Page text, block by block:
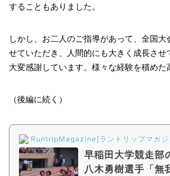
することもありました。
しかし、お二人のご指導があって、全国大
せていただき、人間的にも大きく成長させ
大変感謝しています。様々な経験を積めた
（後編に続く）
RuntripMagazine[ラントリップマガジ
早稲田大学競走部
八木勇樹選手「無